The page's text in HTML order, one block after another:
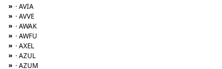
» · AVIA
» · AVVE
» · AWAK
» · AWFU
» · AXEL
» · AZUL
» · AZUM